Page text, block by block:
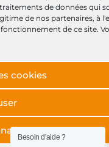
de données qui
de nos partenaires, à
de ce site.
cookies
Besoin d'aide ?